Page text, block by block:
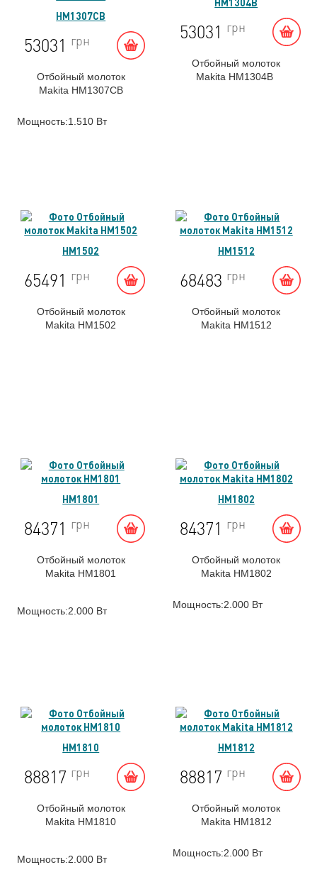
HM1307CB
53031 грн
Отбойный молоток
Makita HM1307CB
Мощность:1.510 Вт
53031 грн
Отбойный молоток
Makita HM1304B
HM1502
65491 грн
Отбойный молоток
Makita HM1502
HM1512
68483 грн
Отбойный молоток
Makita HM1512
HM1801
84371 грн
Отбойный молоток
Makita HM1801
Мощность:2.000 Вт
HM1802
84371 грн
Отбойный молоток
Makita HM1802
Мощность:2.000 Вт
HM1810
88817 грн
Отбойный молоток
Makita HM1810
Мощность:2.000 Вт
HM1812
88817 грн
Отбойный молоток
Makita HM1812
Мощность:2.000 Вт